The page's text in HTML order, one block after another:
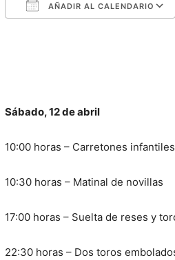
AÑADIR AL CALENDARIO
Sábado, 12 de abril
10:00 horas – Carretones infantiles
10:30 horas – Matinal de novillas
17:00 horas – Suelta de reses y
22:30 horas – Dos toros